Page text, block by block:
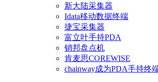
新大陆采集器
Idata移动数据终端
捷宝采集器
富立叶手持PDA
销邦盘点机
肯麦思COREWISE
chainway成为PDA手持终